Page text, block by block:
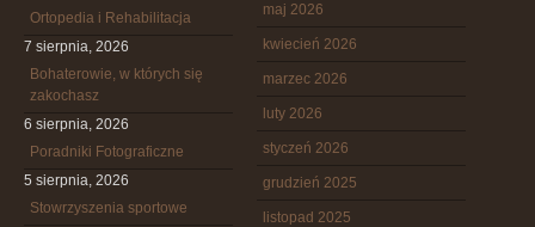
Ortopedia i Rehabilitacja
7 sierpnia, 2026
Bohaterowie, w których się
zakochasz
6 sierpnia, 2026
Poradniki Fotograficzne
5 sierpnia, 2026
Stowrzyszenia sportowe
maj 2026
kwiecień 2026
marzec 2026
luty 2026
styczeń 2026
grudzień 2025
listopad 2025